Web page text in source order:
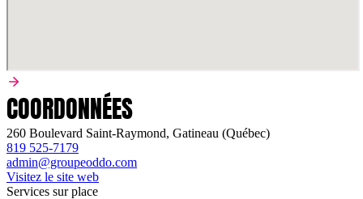
COORDONNÉES
260 Boulevard Saint-Raymond, Gatineau (Québec)
819 525-7179
admin@groupeoddo.com
Visitez le site web
Services sur place